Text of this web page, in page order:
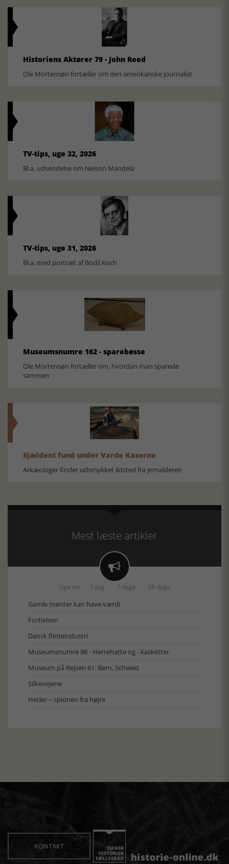
Historiens Aktører 79 - John Reed
Ole Mortensøn fortæller om den amerikanske journalist
TV-tips, uge 32, 2026
Bl.a. udsendelse om Nelson Mandela
TV-tips, uge 31, 2026
Bl.a. med portræt af Bodil Koch
Museumsnumre 162 - sparebøsse
Ole Mortensøn fortæller om, hvordan man sparede
sammen
Sjældent fund under Varde Kaserne
Arkæologer finder udsmykket ildsted fra jernalderen
Mest læste artikler

Lige nu I dag 7 dage 28 dage
Gamle mønter kan have værdi
Fortielsen
Dansk flinteindustri
Museumsnumre 88 - Herrehatte og - kasketter
Museum på Rejsen 61: Bern, Schweiz
Silkevejene
Hetler – spionen fra højre
KONTAKT